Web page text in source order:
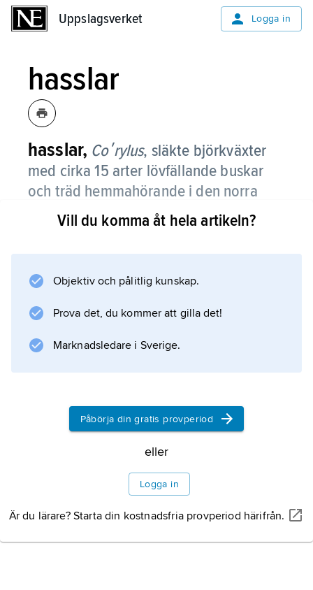
Uppslagsverket Logga in
hasslar
hasslar, Coʹrylus, släkte björkväxter
med cirka 15 arter lövfällande buskar
och träd hemmahörande i den norra
tempererade regionen.
hanblommorna har 2–4 ståndare och sitter i
litet hylle, sitter två och två tillsammans i små
knippen.
Information om artikeln
Vill du komma åt hela artikeln?
Objektiv och pålitlig kunskap.
Prova det, du kommer att gilla det!
Marknadsledare i Sverige.
Påbörja din gratis provperiod
eller
Logga in
Är du lärare? Starta din kostnadsfria provperiod härifrån.